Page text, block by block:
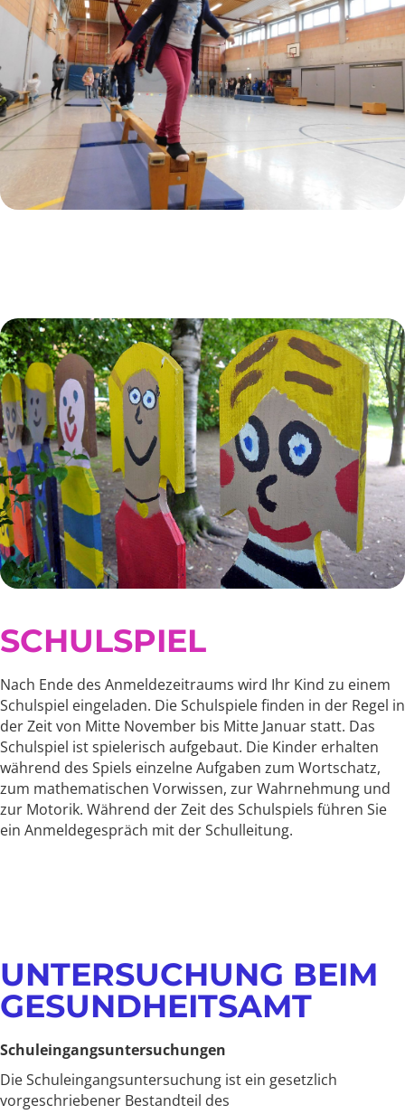
SCHULSPIEL
Nach Ende des Anmeldezeitraums wird Ihr Kind zu einem
Schulspiel eingeladen. Die Schulspiele finden in der Regel in
der Zeit von Mitte November bis Mitte Januar statt. Das
Schulspiel ist spielerisch aufgebaut. Die Kinder erhalten
während des Spiels einzelne Aufgaben zum Wortschatz,
zum mathematischen Vorwissen, zur Wahrnehmung und
zur Motorik. Während der Zeit des Schulspiels führen Sie
ein Anmeldegespräch mit der Schulleitung.
UNTERSUCHUNG BEIM
GESUNDHEITSAMT
Schuleingangsuntersuchungen
Die Schuleingangsuntersuchung ist ein gesetzlich
vorgeschriebener Bestandteil des